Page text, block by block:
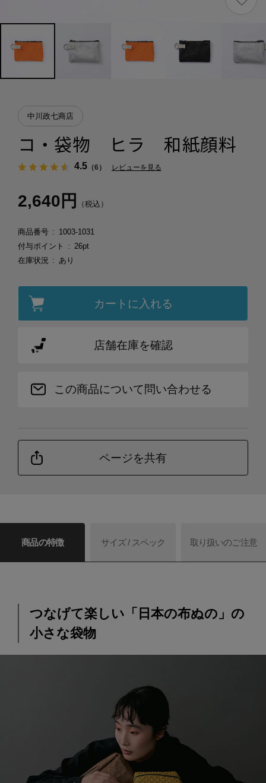
中川政七商店
コ・袋物 ヒラ 和紙顔料
4.5（6） レビューを見る
2,640円 （税込）
商品番号
1003-1031
付与ポイント
26pt
在庫状況
あり
カートに入れる
店舗在庫を確認
この商品について問い合わせる
ページを共有
商品の特徴 サイズ / スペック 取り扱いのご注意
つなげて楽しい「日本の布ぬの」の
小さな袋物